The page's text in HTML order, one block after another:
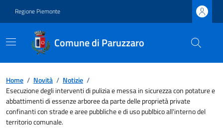
Regione Piemonte
Comune di Paruzzaro
Home / Novità / Notizie /
Esecuzione degli interventi di pulizia e messa in sicurezza con potature e
abbattimenti di essenze arboree da parte delle proprietà private
confinanti con strade e aree pubbliche e di uso publbico all'interno del
territorio comunale.